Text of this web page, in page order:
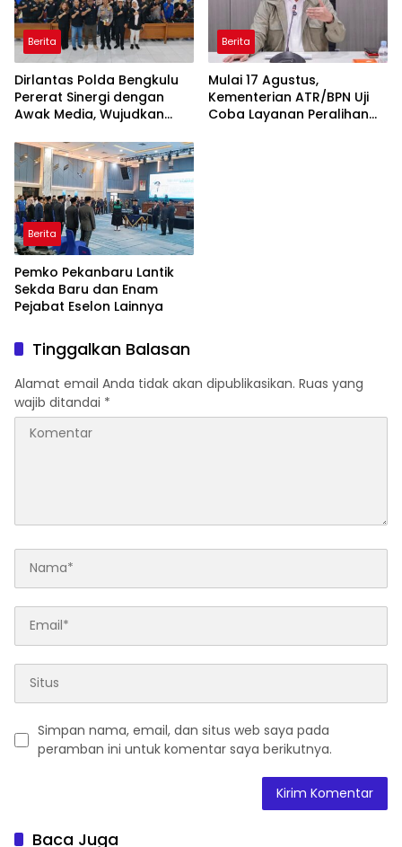
Berita
Dirlantas Polda Bengkulu
Pererat Sinergi dengan
Awak Media, Wujudkan
dan Berkualitas
Berita
Mulai 17 Agustus,
Kementerian ATR/BPN Uji
Coba Layanan Peralihan
Berita
Pemko Pekanbaru Lantik
Sekda Baru dan Enam
Pejabat Eselon Lainnya
Tinggalkan Balasan
Alamat email Anda tidak akan dipublikasikan. Ruas yang
wajib ditandai *
Simpan nama, email, dan situs web saya pada
peramban ini untuk komentar saya berikutnya.
Baca Juga